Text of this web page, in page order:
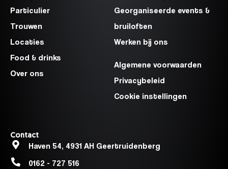
Particulier
Trouwen
Locaties
Food & drinks
Over ons
Georganiseerde events &
bruiloften
Werken bij ons
Algemene voorwaarden
Privacybeleid
Cookie instellingen
Contact
Haven 54, 4931 AH Geertruidenberg
0162 - 727 516